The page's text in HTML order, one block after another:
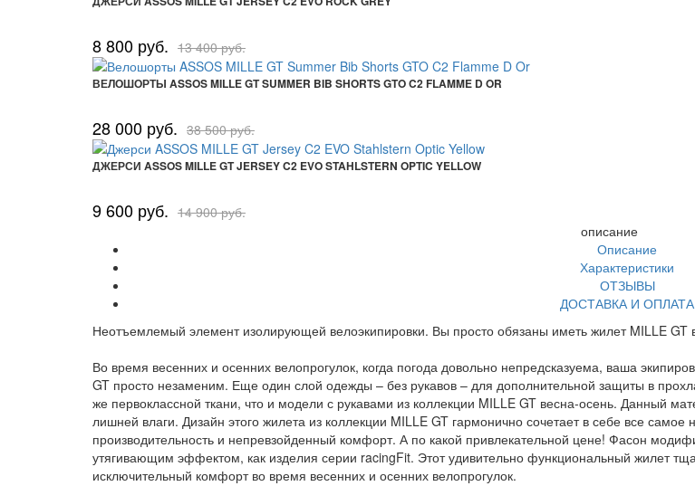
8 800 руб. 13 400 руб.
ВЕЛОШОРТЫ ASSOS MILLE GT SUMMER BIB SHORTS GTO C2 FLAMME D OR
28 000 руб. 38 500 руб.
ДЖЕРСИ ASSOS MILLE GT JERSEY C2 EVO STAHLSTERN OPTIC YELLOW
9 600 руб. 14 900 руб.
описание
Описание
Характеристики
ОТЗЫВЫ
ДОСТАВКА И ОПЛАТА
Неотъемлемый элемент изолирующей велоэкипировки. Вы просто обязаны иметь жилет MILLE GT
Во время весенних и осенних велопрогулок, когда погода довольно непредсказуема, ваша
GT просто незаменим. Еще один слой одежды – без рукавов – для дополнительной защиты в
же первоклассной ткани, что и модели с рукавами из коллекции MILLE GT весна-осень. Данный
лишней влаги. Дизайн этого жилета из коллекции MILLE GT гармонично сочетает в себе все
производительность и непревзойденный комфорт. А по какой привлекательной цене! Фасон
утягивающим эффектом, как изделия серии racingFit. Этот удивительно функциональный жилет
исключительный комфорт во время весенних и осенних велопрогулок.